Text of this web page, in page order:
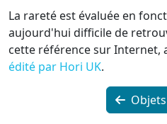
La rareté est évaluée en
aujourd'hui difficile de
cette référence sur Internet,
édité par Hori UK.